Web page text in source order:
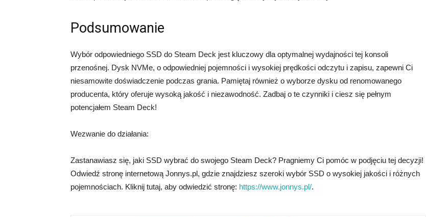
Podsumowanie
Wybór odpowiedniego SSD do Steam Deck jest kluczowy dla optymalnej wydajności tej konsoli
przenośnej. Dysk NVMe, o odpowiedniej pojemności i wysokiej prędkości odczytu i zapisu, zapewni Ci
niesamowite doświadczenie podczas grania. Pamiętaj również o wyborze dysku od renomowanego
producenta, który oferuje wysoką jakość i niezawodność. Zadbaj o te czynniki i ciesz się pełnym
potencjałem Steam Deck!
Wezwanie do działania:
Zastanawiasz się, jaki SSD wybrać do swojego Steam Deck? Pragniemy Ci pomóc w podjęciu tej decyzji!
Odwiedź stronę internetową Jonnys.pl, gdzie znajdziesz szeroki wybór SSD o wysokiej jakości i różnych
pojemnościach. Kliknij tutaj, aby odwiedzić stronę: https://www.jonnys.pl/.